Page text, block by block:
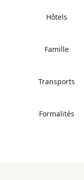
Hôtels
Famille
Transports
Formalités